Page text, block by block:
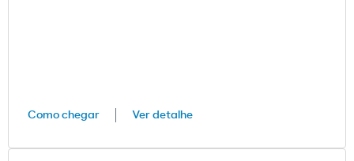
Como chegar Ver detalhe